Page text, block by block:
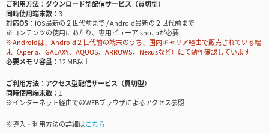
ご利用方法
ダウンロード型配信サービス（買切型）
同時使用端末数
3
対応OS
iOS最新の２世代前まで / Android最新の２世代前まで
※コンテンツの使用にあたり、専用ビューアisho.jpが必要
※Androidは、Android２世代前の端末のうち、国内キャリア経由で販売されている端
末（Xperia、GALAXY、AQUOS、ARROWS、Nexusなど）にて動作確認しています
必要メモリ容量
12 MB以上
ご利用方法
アクセス型配信サービス（買切型）
同時使用端末数
1
※インターネット経由でのWEBブラウザによるアクセス参照
※導入・利用方法の詳細はこちら